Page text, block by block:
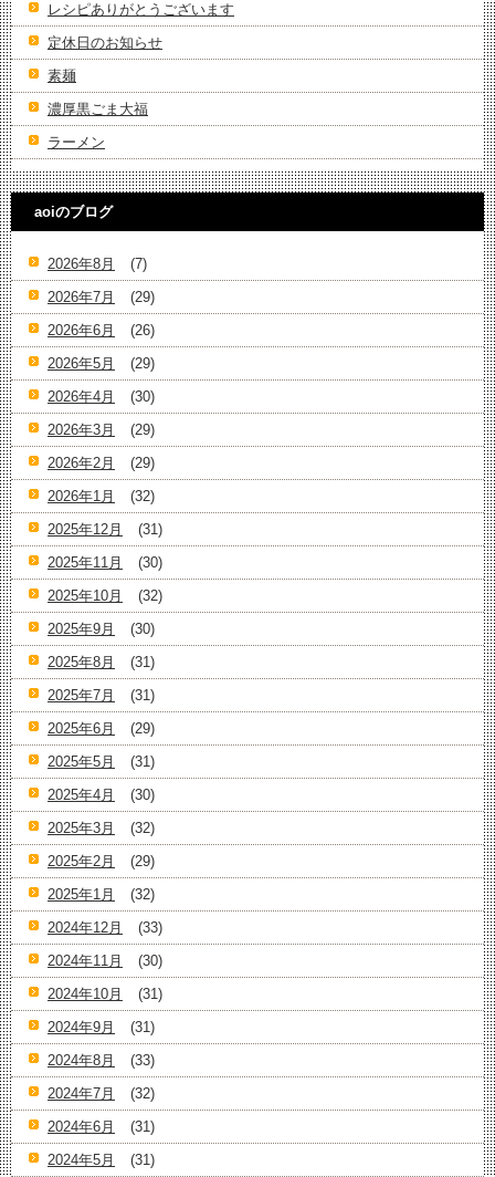
レシピありがとうございます
定休日のお知らせ
素麺
濃厚黒ごま大福
ラーメン
aoiのブログ
2026年8月
(7)
2026年7月
(29)
2026年6月
(26)
2026年5月
(29)
2026年4月
(30)
2026年3月
(29)
2026年2月
(29)
2026年1月
(32)
2025年12月
(31)
2025年11月
(30)
2025年10月
(32)
2025年9月
(30)
2025年8月
(31)
2025年7月
(31)
2025年6月
(29)
2025年5月
(31)
2025年4月
(30)
2025年3月
(32)
2025年2月
(29)
2025年1月
(32)
2024年12月
(33)
2024年11月
(30)
2024年10月
(31)
2024年9月
(31)
2024年8月
(33)
2024年7月
(32)
2024年6月
(31)
2024年5月
(31)